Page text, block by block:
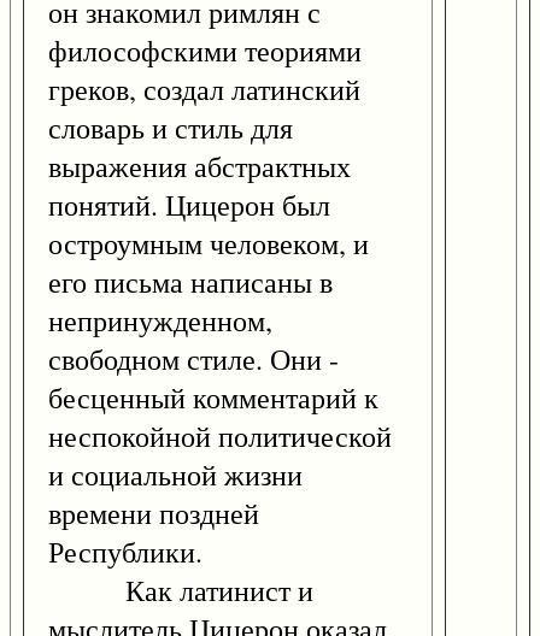
он знакомил римлян с
философскими теориями
греков, создал латинский
словарь и стиль для
выражения абстрактных
понятий. Цицерон был
остроумным человеком, и
его письма написаны в
непринужденном,
свободном стиле. Они -
бесценный комментарий к
неспокойной политической
и социальной жизни
времени поздней
Республики.
Как латинист и